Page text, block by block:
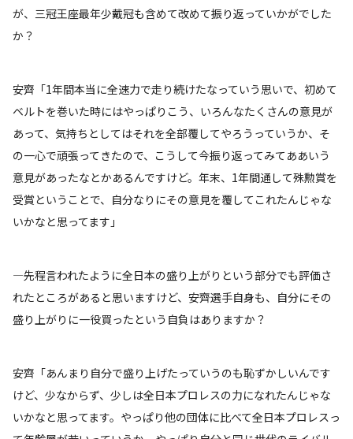
が、三冠王座最年少戴冠も含めて改めて振り返っていかがでした
か？
安齊「1年間本当に全速力で走り続けたなっていう思いで、初めて
ベルトを巻いた時にはやっぱりこう、いろんなたくさんの意見が
あって、気持ちとしてはそれを全部覆してやろうっていうか、そ
の一心で頑張ってきたので、こうして今振り返ってみてああいう
意見があったなとかあるんですけど。年末、1年間通して殊勲賞を
受賞ということで、自分なりにその意見を覆してこれたんじゃな
いかなと思ってます」
―先程言われたように全日本の盛り上がりという部分でも評価さ
れたところがあると思いますけど、安齊選手自身も、自分にその
盛り上がりに一役買ったという自負はありますか？
安齊「あんまり自分で盛り上げたっていうのも恥ずかしいんです
けど、少なからず、少しは全日本プロレスの力になれたんじゃな
いかなと思ってます。やっぱり他の団体に比べて全日本プロレスっ